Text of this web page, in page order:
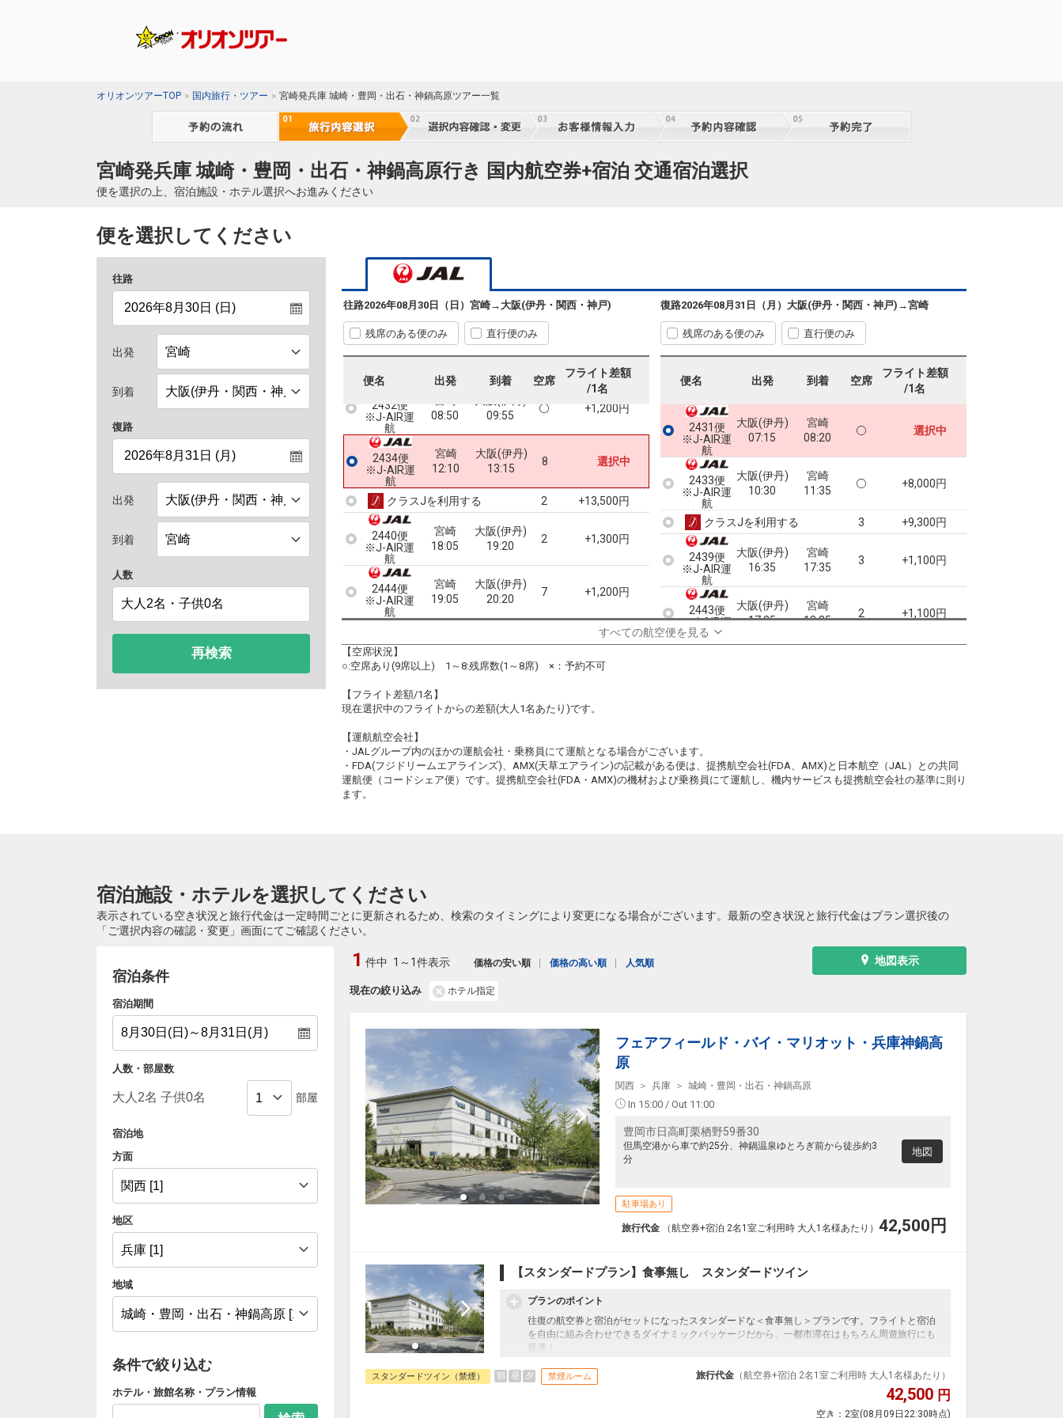
オリオンツアーTOP 国内旅行・ツアー 宮崎発兵庫 城崎・豊岡・出石・神鍋高原ツアー一覧
宮崎発兵庫 城崎・豊岡・出石・神鍋高原行き 国内航空券+宿泊 交通宿泊選択
便を選択の上、宿泊施設・ホテル選択へお進みください
便を選択してください
往路
出発
到着
復路
出発
到着
人数
再検索
往路2026年08月30日（日） 宮崎→大阪(伊丹・関西・神戸)
残席のある便のみ 直行便のみ
便名 出発 到着 空席
フライト差額
/1名
2430便
宮崎
大阪(伊丹)
+1,200円
2432便
※J-AIR運
航
08:50
09:55
+1,200円
2434便
※J-AIR運
航
宮崎
12:10
大阪(伊丹)
13:15
8 選択中
クラスJを利用する 2 +13,500円
2440便
※J-AIR運
航
宮崎
18:05
大阪(伊丹)
19:20
2 +1,300円
2444便
※J-AIR運
航
宮崎
19:05
大阪(伊丹)
20:20
7 +1,200円
復路2026年08月31日（月） 大阪(伊丹・関西・神戸) →宮崎
残席のある便のみ 直行便のみ
便名 出発 到着 空席
フライト差額
/1名
2431便
※J-AIR運
航
大阪(伊丹)
07:15
宮崎
08:20
選択中
2433便
※J-AIR運
航
大阪(伊丹)
10:30
宮崎
11:35
+8,000円
クラスJを利用する 3 +9,300円
2439便
※J-AIR運
航
大阪(伊丹)
16:35
宮崎
17:35
3 +1,100円
2443便
※J-AIR運
航
大阪(伊丹)
17:35
宮崎
18:35
2 +1,100円
すべての航空便を見る
【空席状況】
○:空席あり(9席以上) 1～8:残席数(1～8席) ×：予約不可
【フライト差額/1名】
現在選択中のフライトからの差額(大人1名あたり)です。
【運航航空会社】
・JALグループ内のほかの運航会社・乗務員にて運航となる場合がございます。
・FDA(フジドリームエアラインズ)、AMX(天草エアライン)の記載がある便は、提携航空会社(FDA、AMX)と日本航空（JAL）との共同
運航便（コードシェア便）です。提携航空会社(FDA・AMX)の機材および乗務員にて運航し、機内サービスも提携航空会社の基準に則り
ます。
宿泊施設・ホテルを選択してください
表示されている空き状況と旅行代金は一定時間ごとに更新されるため、検索のタイミングにより変更になる場合がございます。最新の空き状況と旅行代金はプラン選択後の
「ご選択内容の確認・変更」画面にてご確認ください。
宿泊条件
宿泊期間
人数・部屋数
部屋
宿泊地
方面
地区
地域
条件で絞り込む
ホテル・旅館名称・プラン情報
地図表示
現在の絞り込み ホテル指定
1 件中 1～1件表示 価格の安い順 価格の高い順 人気順
フェアフィールド・バイ・マリオット・兵庫神鍋高
原
関西 兵庫 城崎・豊岡・出石・神鍋高原
In 15:00 / Out 11:00
豊岡市日高町栗栖野59番30
但馬空港から車で約25分、神鍋温泉ゆとろぎ前から徒歩約3
分
地図
駐車場あり
旅行代金 （航空券+宿泊 2名1室ご利用時 大人1名様あたり） 42,500 円
【スタンダードプラン】食事無し スタンダードツイン
プランのポイント
往復の航空券と宿泊がセットになったスタンダードな＜食事無し＞プランです。フライトと宿泊
を自由に組み合わせできるダイナミックパッケージだから、一都市滞在はもちろん周遊旅行にも
最適！
フライトは、安心のJAL（またはJALグループ）確約！フライトマイル50%貯まります。
オプションでレンタカーや現地交通・体験プランなどの追加（同時予約）が可能なプランもござ
スタンダードツイン（禁煙） 朝 昼 夕 禁煙ルーム 旅行代金 （航空券+宿泊 2名1室ご利用時 大人1名様あたり）
42,500 円
空き： 2室(08月09日22:30時点)